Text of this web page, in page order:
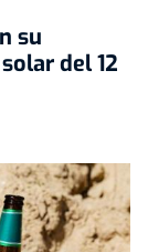
su
del 12